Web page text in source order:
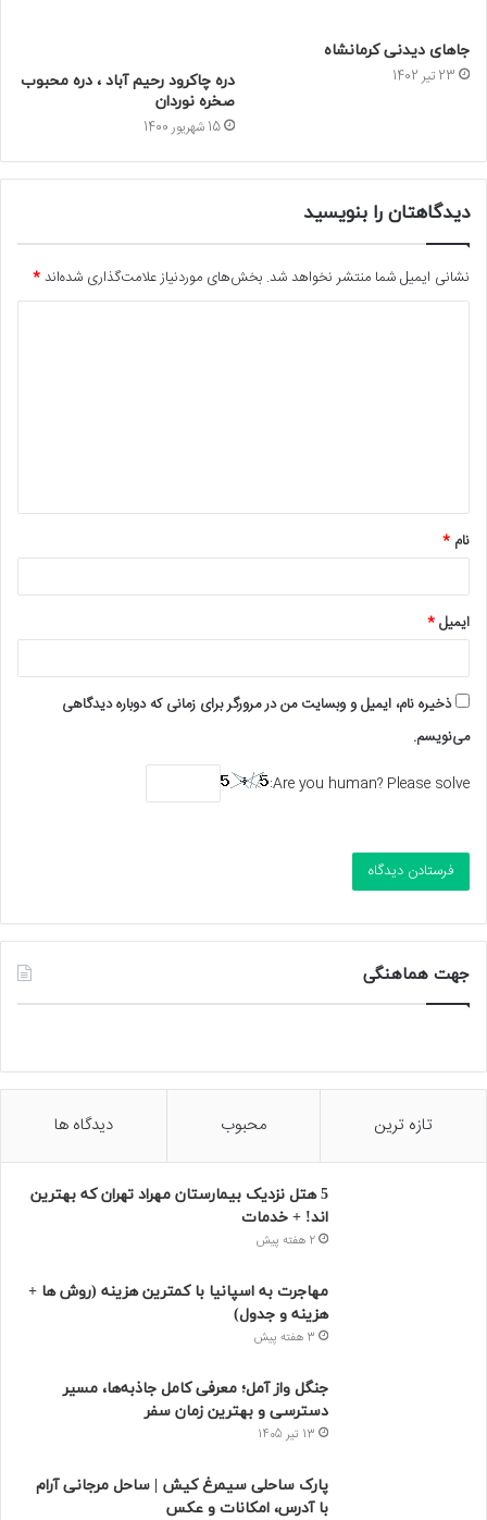
جاهای دیدنی کرمانشاه
23 تیر 1402
دره چاکرود رحیم آباد ، دره محبوب
صخره نوردان
15 شهریور 1400
دیدگاهتان را بنویسید
نشانی ایمیل شما منتشر نخواهد شد. بخش‌های موردنیاز علامت‌گذاری شده‌اند*
*
نام *
ایمیل*
ذخیره نام، ایمیل و وبسایت من در مرورگر برای زمانی که دوباره دیدگاهی
می‌نویسم.
Are you human? Please solve:
جهت هماهنگی
تازه ترین محبوب دیدگاه ها
5 هتل نزدیک بیمارستان مهراد تهران که بهترین‌
اند! + خدمات
2 هفته پیش
مهاجرت به اسپانیا با کمترین هزینه (روش ها +
هزینه و جدول)
3 هفته پیش
جنگل واز آمل؛ معرفی کامل جاذبه‌ها، مسیر
دسترسی و بهترین زمان سفر
13 تیر 1405
پارک ساحلی سیمرغ کیش | ساحل مرجانی آرام
با آدرس، امکانات و عکس